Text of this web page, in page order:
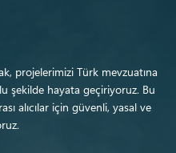
projelerimizi Türk mevzuatına
şekilde hayata geçiriyoruz. Bu
alıcılar için güvenli, yasal ve